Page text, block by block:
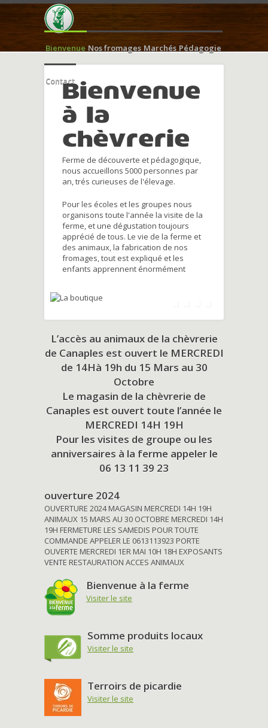
Bienvenue Nos fromages Marchés Pédagogie
ContactBienvenue
à la
chèvrerie
Ferme de découverte et pédagogique,
nous accueillons 5000 personnes par
an, trés curieuses de l'élevage.
Pour les écoles et les groupes nous
organisons toute l'année la visite de la
ferme, et une dégustation toujours
apprécié de tous. Le vie de la ferme et
des animaux, la fabrication de nos
fromages, tout est expliqué et les
enfants apprennent énormément
L’accès au animaux de la chèvrerie
de Canaples est ouvert le MERCREDI
de 14Hà 19h du 15 Mars au 30
Octobre
Le magasin de la chèvrerie de
Canaples est ouvert toute l’année le
MERCREDI 14H 19H
Pour les visites de groupe ou les
anniversaires à la ferme appeler le
06 13 11 39 23
ouverture 2024
OUVERTURE 2024 MAGASIN MERCREDI 14H 19H
ANIMAUX 15 MARS AU 30 OCTOBRE MERCREDI 14H
19H FERMETURE LES SAMEDIS POUR TOUTE
COMMANDE APPELER LE 0613113923 PORTE
OUVERTE MERCREDI 1ER MAI 10H 18H EXPOSANTS
VENTE RESTAURATION ACCES ANIMAUX
Bienvenue à la ferme
Visiter le site
Somme produits locaux
Visiter le site
Terroirs de picardie
Visiter le site